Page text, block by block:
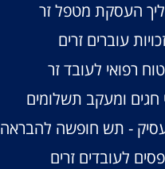
העסקת מטפל זר
עוברים זרים
רפואי לעובד זר
חגים ומעקב תשלומים
- תש חופשה להבראה
לעובדים זרים